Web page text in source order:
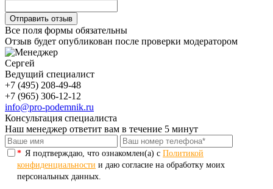
Все поля формы обязательны
Отзыв будет опубликован после проверки модератором
Сергей
Ведущий специалист
+7 (495) 208-49-48
+7 (965) 306-12-12
info@pro-podemnik.ru
Консультация специалиста
Наш менеджер ответит вам в течение 5 минут
* Я подтверждаю, что ознакомлен(а) с Политикой
конфиденциальности и даю согласие на обработку моих
персональных данных.